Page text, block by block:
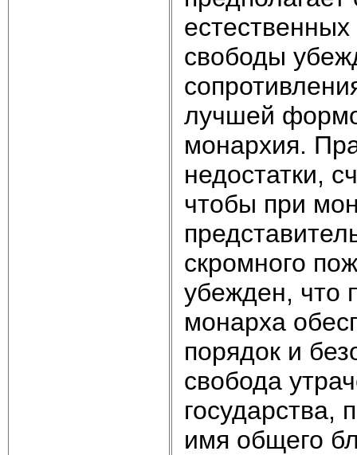
свободы
лучшей
монархия.
недостатки,
чтобы при
скромного
убежден, что
монарха
порядок и
свобода
государства,
имя общего